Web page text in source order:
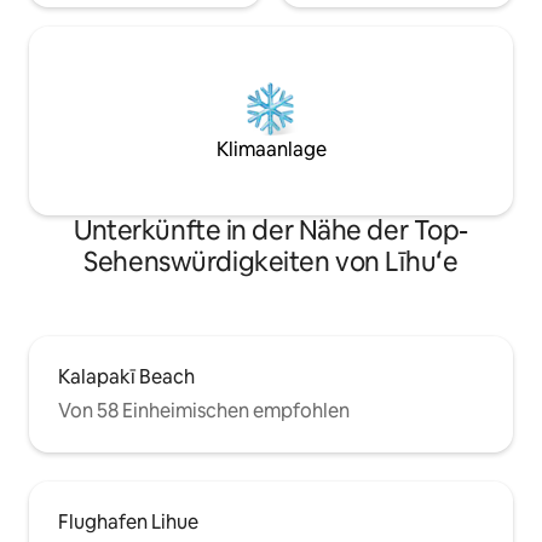
Klimaanlage
Unterkünfte in der Nähe der Top-
Sehenswürdigkeiten von Līhuʻe
Kalapakī Beach
Von 58 Einheimischen empfohlen
Flughafen Lihue